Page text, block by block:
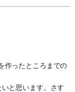
作ったところまでの
と思います。さす